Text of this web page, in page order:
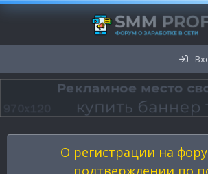
О регистрации на